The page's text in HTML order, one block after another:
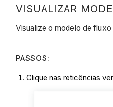
VISUALIZAR
Visualize o modelo de
PASSOS:
Clique nas reticências